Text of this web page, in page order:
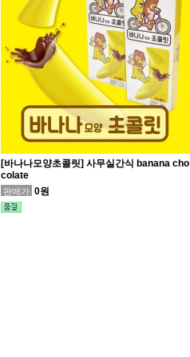
[바나나모양초콜릿] 사무실간식 banana cho
colate
판매가 0원